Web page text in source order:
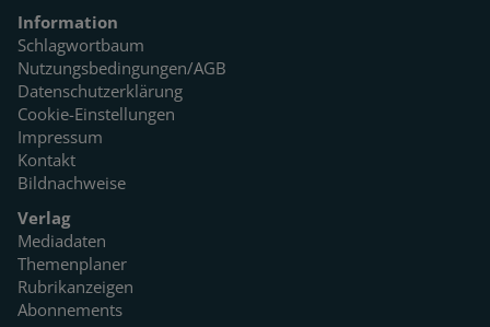
Information
Schlagwortbaum
Nutzungsbedingungen/AGB
Datenschutzerklärung
Cookie-Einstellungen
Impressum
Kontakt
Bildnachweise
Verlag
Mediadaten
Themenplaner
Rubrikanzeigen
Abonnements